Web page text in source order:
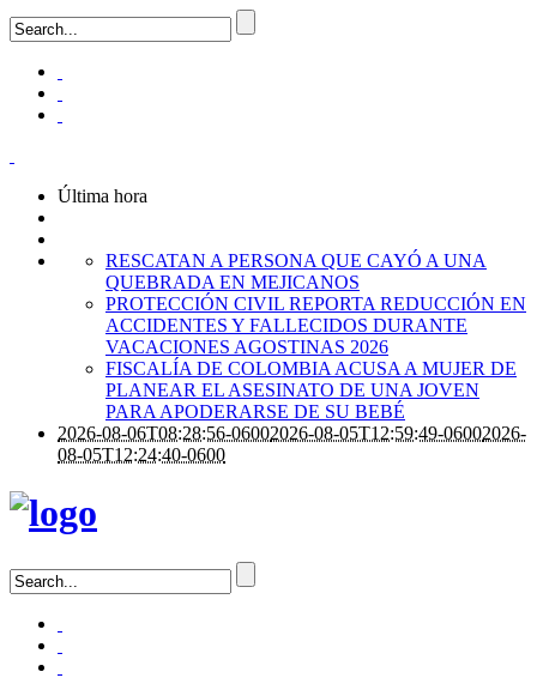
Última hora
RESCATAN A PERSONA QUE CAYÓ A UNA
QUEBRADA EN MEJICANOS
PROTECCIÓN CIVIL REPORTA REDUCCIÓN EN
ACCIDENTES Y FALLECIDOS DURANTE
VACACIONES AGOSTINAS 2026
FISCALÍA DE COLOMBIA ACUSA A MUJER DE
PLANEAR EL ASESINATO DE UNA JOVEN
PARA APODERARSE DE SU BEBÉ
2026-08-06T08:28:56-06002026-08-05T12:59:49-06002026-
08-05T12:24:40-0600